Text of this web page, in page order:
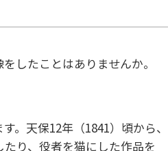
したことはありませんか。
。天保12年（1841）頃から、
り、役者を猫にした作品を